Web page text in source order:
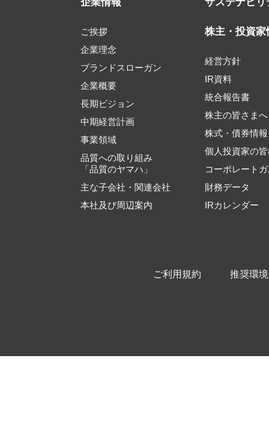
ご挨拶
企業理念
ブランドスローガン
企業概要
長期ビジョン
中期経営計画
事業領域
品質への取り組み
「品質のヤマハ」
主な子会社・関連会社
本社及び周辺案内
株主・投資家
経営方針
IR資料
統合報告書
株主の皆さまへ
株式・債券情報
個人投資家の
コーポレート
財務データ
IRカレンダー
ご利用規約 推奨環境